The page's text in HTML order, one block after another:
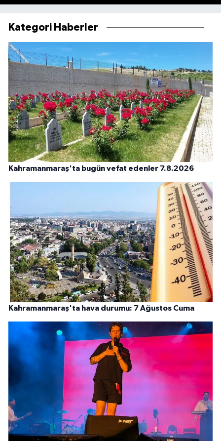
Kategori Haberler
Kahramanmaraş'ta bugün vefat edenler 7.8.2026
Kahramanmaraş'ta hava durumu: 7 Ağustos Cuma